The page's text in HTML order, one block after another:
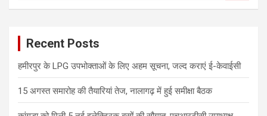
Recent Posts
हमीरपुर के LPG उपभोक्ताओं के लिए अहम सूचना, जल्द कराएं ई-केवाईसी
15 अगस्त समारोह की तैयारियां तेज, नालागढ़ में हुई समीक्षा बैठक